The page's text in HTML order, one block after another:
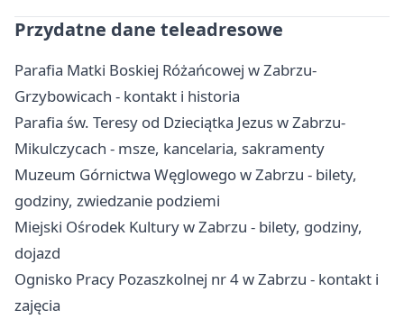
Przydatne dane teleadresowe
Parafia Matki Boskiej Różańcowej w Zabrzu-
Grzybowicach - kontakt i historia
Parafia św. Teresy od Dzieciątka Jezus w Zabrzu-
Mikulczycach - msze, kancelaria, sakramenty
Muzeum Górnictwa Węglowego w Zabrzu - bilety,
godziny, zwiedzanie podziemi
Miejski Ośrodek Kultury w Zabrzu - bilety, godziny,
dojazd
Ognisko Pracy Pozaszkolnej nr 4 w Zabrzu - kontakt i
zajęcia